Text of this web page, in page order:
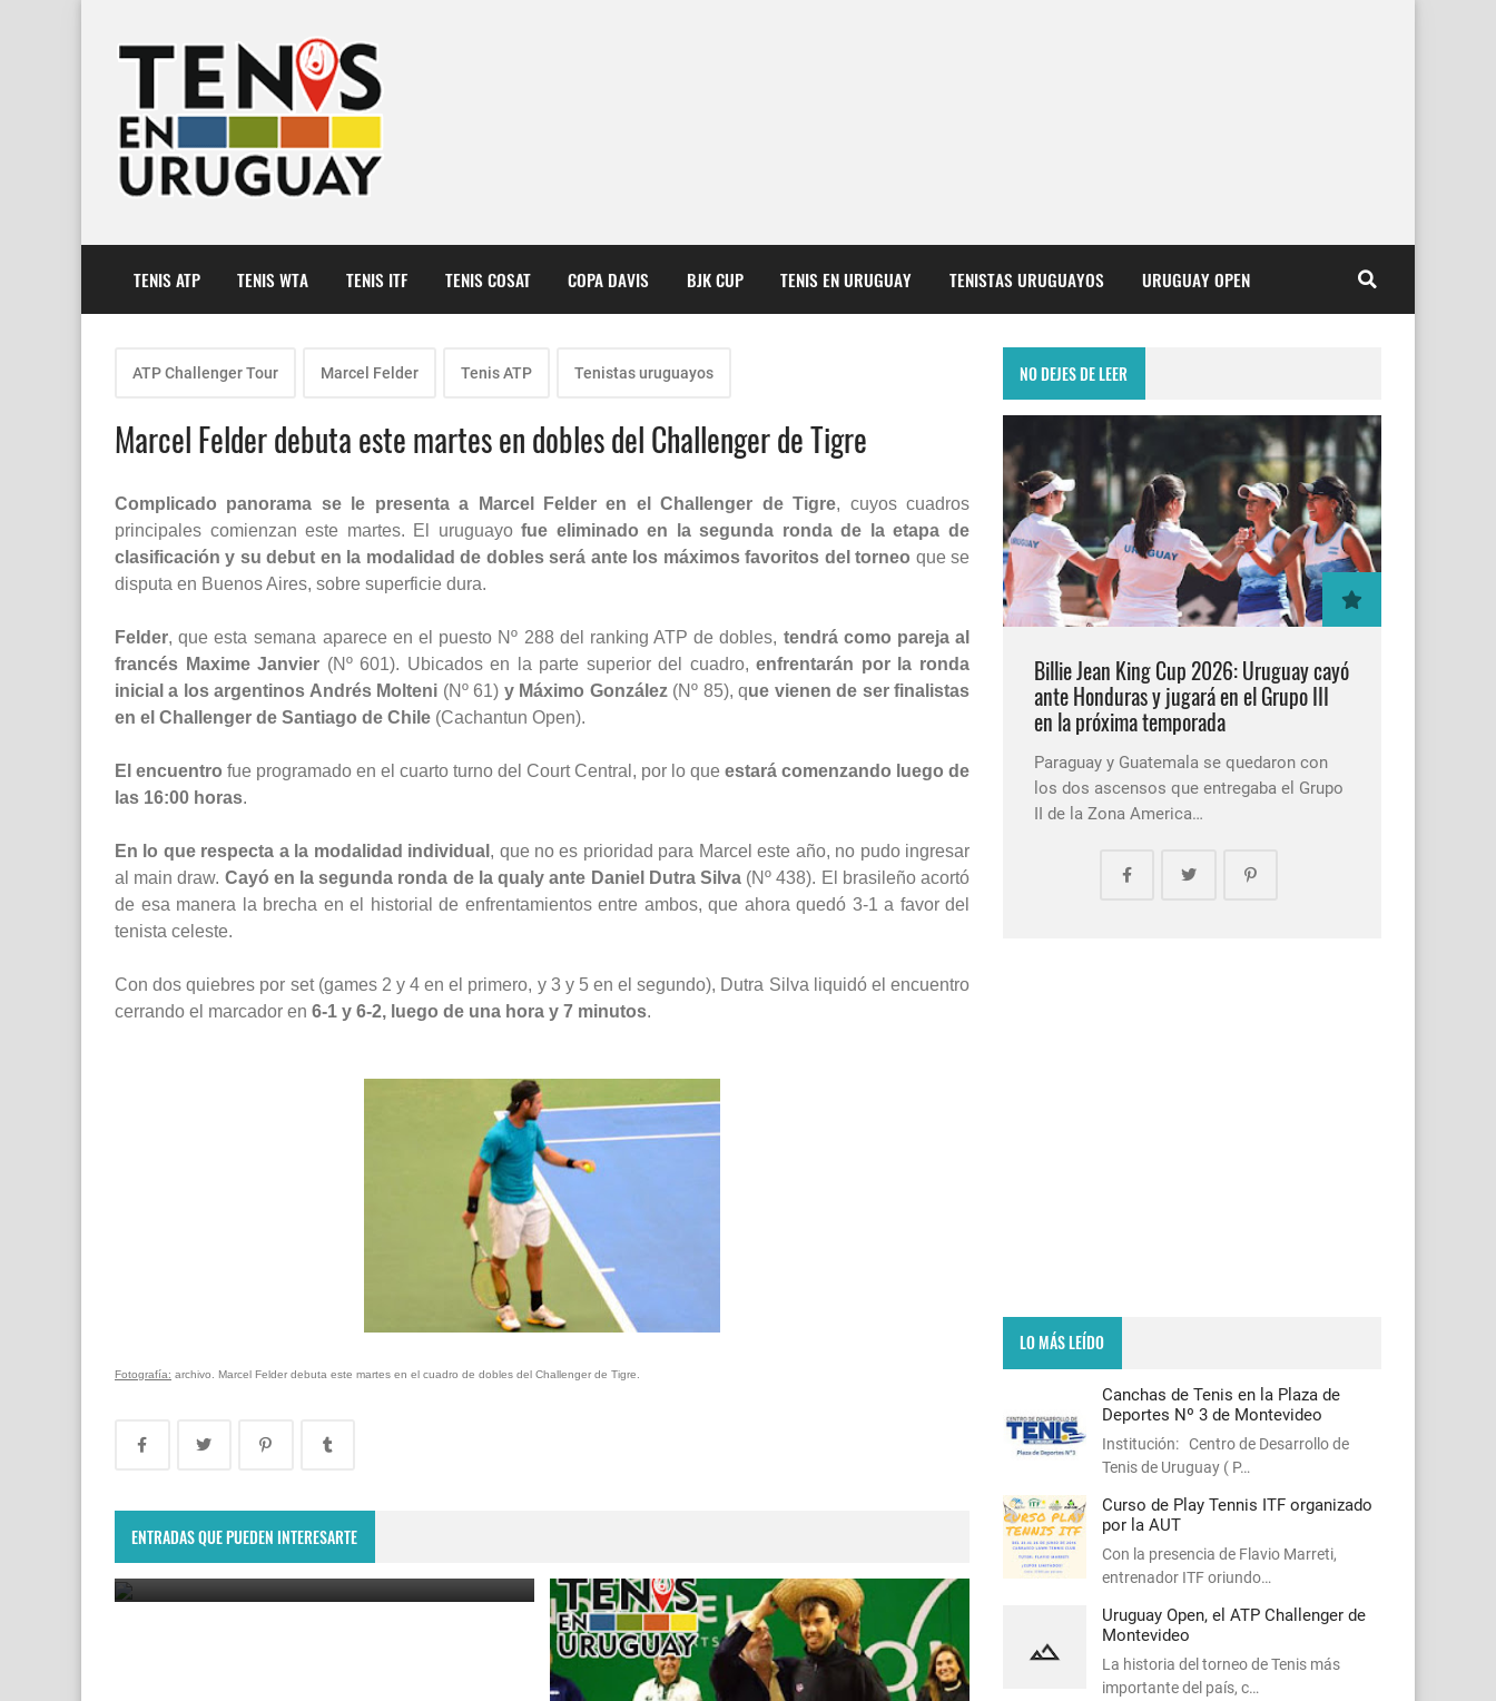
TENIS ATP TENIS WTA TENIS ITF TENIS COSAT COPA DAVIS BJK CUP TENIS EN URUGUAY TENISTAS URUGUAYOS URUGUAY OPEN
ATP Challenger Tour Marcel Felder Tenis ATP Tenistas uruguayos
Marcel Felder debuta este martes en dobles del Challenger de Tigre
Complicado panorama se le presenta a Marcel Felder en el Challenger de Tigre, cuyos cuadros
principales comienzan este martes. El uruguayofue eliminado en la segunda ronda de la etapa de
clasificación y su debut en la modalidad de dobles será ante los máximos favoritos del torneo que se
disputa en Buenos Aires, sobre superficie dura.
Felder, que esta semana aparece en el puesto Nº 288 del ranking ATP de dobles, tendrá como pareja al
francés Maxime Janvier (Nº 601). Ubicados en la parte superior del cuadro,enfrentarán por la ronda
inicial a los argentinos Andrés Molteni (Nº 61) y Máximo González(Nº 85), que vienen de ser finalistas
en el Challenger de Santiago de Chile (Cachantun Open).
El encuentro fue programado en el cuarto turno del Court Central, por lo que estará comenzando luego de
las 16:00 horas.
En lo que respecta a la modalidad individual , que no es prioridad para Marcel este año, no pudo ingresar
al main draw. Cayó en la segunda ronda de la qualy ante Daniel Dutra Silva(Nº 438). El brasileño acortó
de esa manera la brecha en el historial de enfrentamientos entre ambos, que ahora quedó 3-1 a favor del
tenista celeste.
Con dos quiebres por set (games 2 y 4 en el primero, y 3 y 5 en el segundo), Dutra Silva liquidó el encuentro
cerrando el marcador en 6-1 y 6-2, luego de una hora y 7 minutos.
Fotografía: archivo. Marcel Felder debuta este martes en el cuadro de dobles del Challenger de Tigre.
ENTRADAS QUE PUEDEN INTERESARTE
participarán en el torneo ATP de Perú
June 23, 2025
NO DEJES DE LEER
Billie Jean King Cup 2026: Uruguay cayó
ante Honduras y jugará en el Grupo III
en la próxima temporada
Paraguay y Guatemala se quedaron con
los dos ascensos que entregaba el Grupo
II de la Zona America…
LO MÁS LEÍDO
Canchas de Tenis en la Plaza de
Deportes Nº 3 de Montevideo
Institución: Centro de Desarrollo de
Tenis de Uruguay ( P…
Curso de Play Tennis ITF organizado
por la AUT
Con la presencia de Flavio Marreti,
entrenador ITF oriundo…
Uruguay Open, el ATP Challenger de
Montevideo
La historia del torneo de Tenis más
importante del país, c…